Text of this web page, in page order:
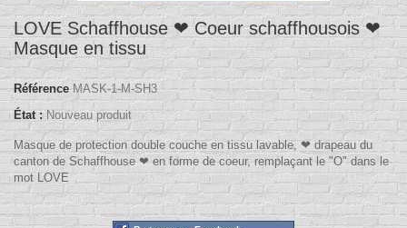
LOVE Schaffhouse ❤ Coeur schaffhousois ❤
Masque en tissu
Référence MASK-1-M-SH3
État : Nouveau produit
Masque de protection double couche en tissu lavable, ❤ drapeau du
canton de Schaffhouse ❤ en forme de coeur, remplaçant le "O" dans le
mot LOVE